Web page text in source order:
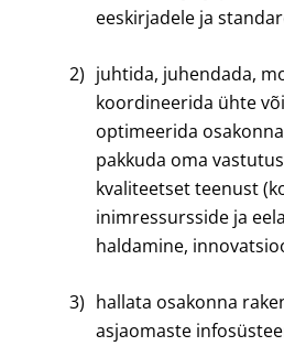
eeskirjadele ja
2) juhtida, juhendada,
koordineerida ühte
optimeerida
pakkuda oma
kvaliteetset teenust
inimressursside ja
haldamine,
3) hallata osakonna
asjaomaste